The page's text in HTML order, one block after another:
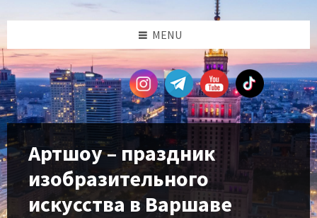
sidebar
sidebar
MENU
Артшоу – праздник
изобразительного
искусства в Варшаве